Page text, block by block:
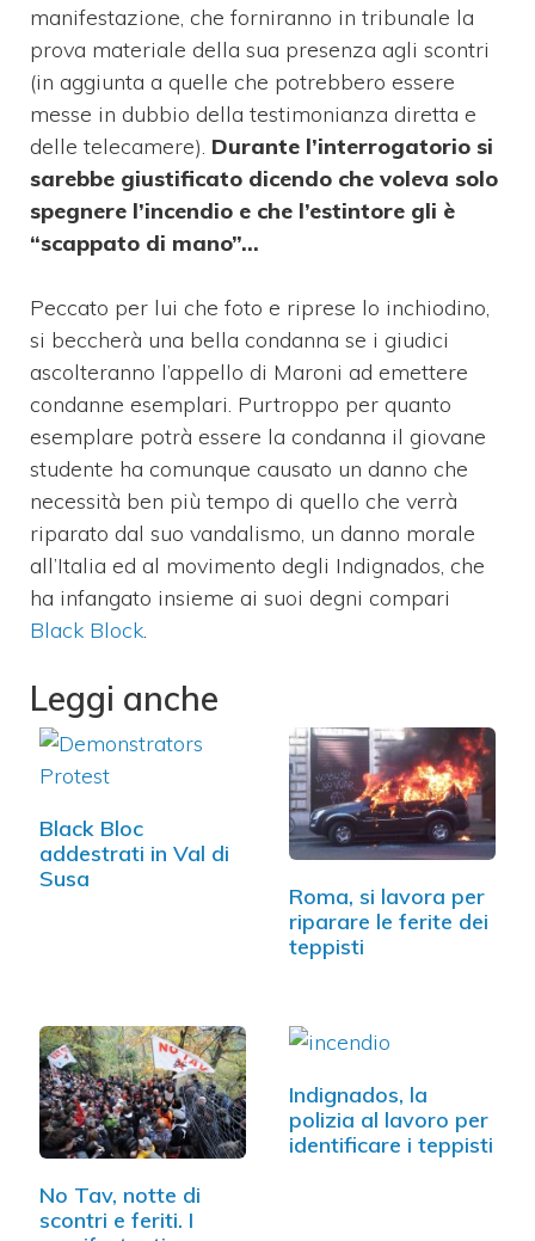
manifestazione, che forniranno in tribunale la
prova materiale della sua presenza agli scontri
(in aggiunta a quelle che potrebbero essere
messe in dubbio della testimonianza diretta e
delle telecamere). Durante l’interrogatorio si
sarebbe giustificato dicendo che voleva solo
spegnere l’incendio e che l’estintore gli è
“scappato di mano”…
Peccato per lui che foto e riprese lo inchiodino,
si beccherà una bella condanna se i giudici
ascolteranno l’appello di Maroni ad emettere
condanne esemplari. Purtroppo per quanto
esemplare potrà essere la condanna il giovane
studente ha comunque causato un danno che
necessità ben più tempo di quello che verrà
riparato dal suo vandalismo, un danno morale
all’Italia ed al movimento degli Indignados, che
ha infangato insieme ai suoi degni compari
Black Block.
Leggi anche
Black Bloc
addestrati in Val di
Susa
Roma, si lavora per
riparare le ferite dei
teppisti
No Tav, notte di
scontri e feriti. I
Indignados, la
polizia al lavoro per
identificare i teppisti